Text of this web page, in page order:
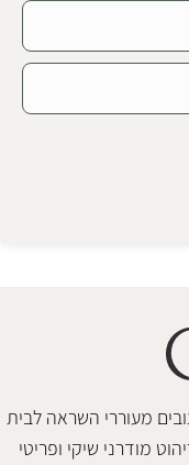
מעוררי השראה לבית
מודרני שיקי ופריטי